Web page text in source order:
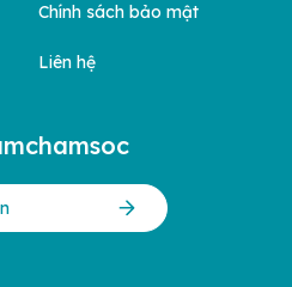
Chính sách bảo mật
Liên hệ